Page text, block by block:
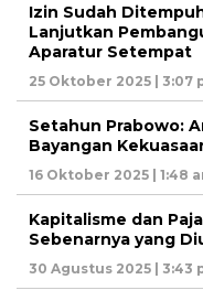
Izin Sudah
Lanjutkan
Aparatur Setempat
25 Oktober 2025 | 3:07
Setahun Prabowo:
Bayangan
16 Oktober 2025 | 1:48
Kapitalisme dan
Sebenarnya yang
30 Agustus 2025 | 3:43